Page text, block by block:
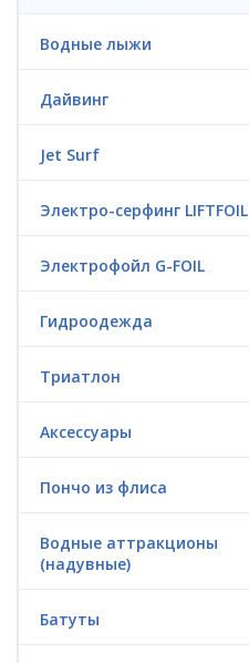
Водные лыжи
Дайвинг
Jet Surf
Электро-серфинг LIFTFOIL
Электрофойл G-FOIL
Гидроодежда
Триатлон
Аксессуары
Пончо из флиса
Водные аттракционы
(надувные)
Батуты